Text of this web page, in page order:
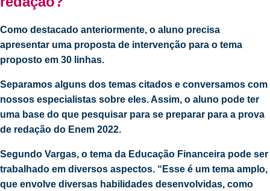
Como destacado anteriormente, o aluno precisa
apresentar uma proposta de intervenção para o tema
proposto em 30 linhas.
Separamos alguns dos temas citados e conversamos com
nossos especialistas sobre eles. Assim, o aluno pode ter
uma base do que pesquisar para se preparar para a prova
de redação do Enem 2022.
Segundo Vargas, o tema da Educação Financeira pode ser
trabalhado em diversos aspectos. “Esse é um tema amplo,
que envolve diversas habilidades desenvolvidas, como